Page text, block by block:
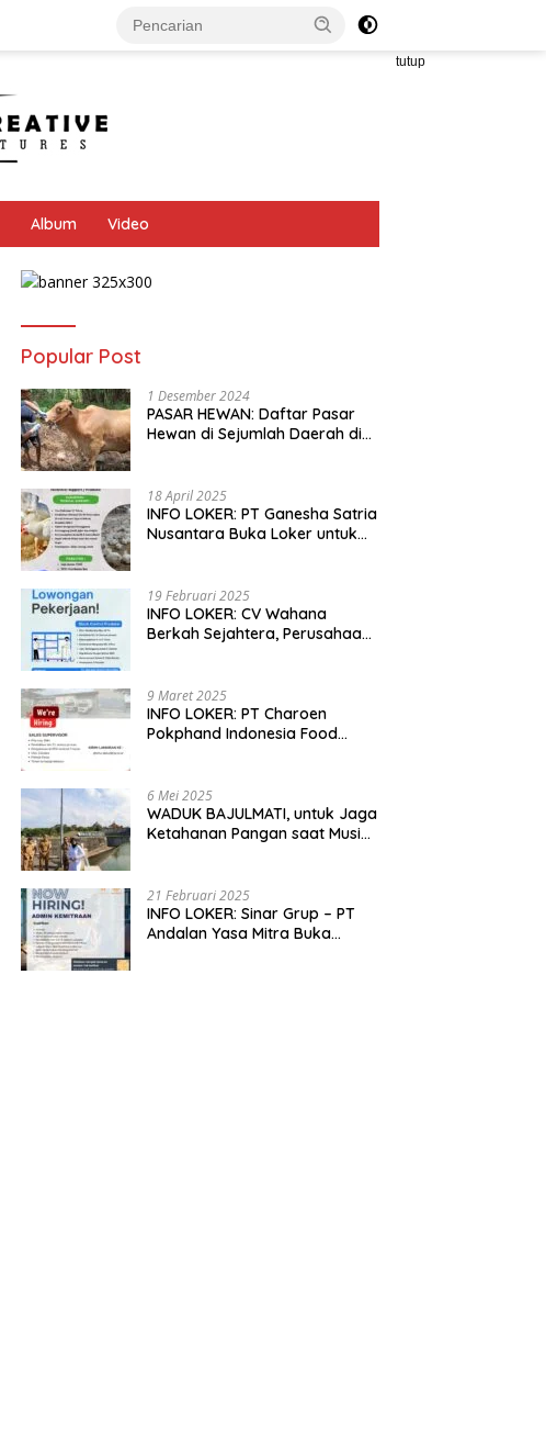
tutup
Album Video
Popular Post
1 Desember 2024
PASAR HEWAN: Daftar Pasar
Hewan di Sejumlah Daerah di
18 April 2025
INFO LOKER: PT Ganesha Satria
Nusantara Buka Loker untuk
19 Februari 2025
INFO LOKER: CV Wahana
Berkah Sejahtera, Perusahaan
9 Maret 2025
INFO LOKER: PT Charoen
Pokphand Indonesia Food
6 Mei 2025
WADUK BAJULMATI, untuk Jaga
Ketahanan Pangan saat Musim
21 Februari 2025
INFO LOKER: Sinar Grup – PT
Andalan Yasa Mitra Buka